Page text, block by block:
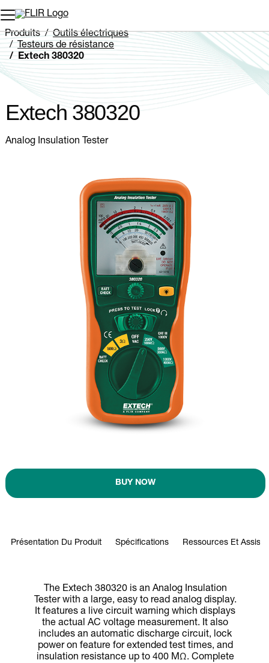
Unread messages
Modèle
Supprimer
articles
Ajouter au panier
Ajouté au panier
Produits
Outils électriques
Testeurs de résistance
Extech 380320
Extech 380320
Analog Insulation Tester
BUY NOW
Présentation Du Produit Spécifications Ressources Et
The Extech 380320 is an Analog Insulation
Tester with a large, easy to read analog display.
It features a live circuit warning which displays
the actual AC voltage measurement. It also
includes an automatic discharge circuit, lock
power on feature for extended test times, and
insulation resistance up to 400 MΩ. Complete